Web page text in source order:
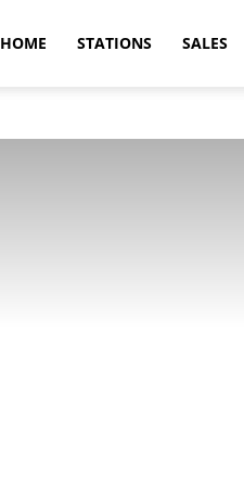
HOME STATIONS SALES